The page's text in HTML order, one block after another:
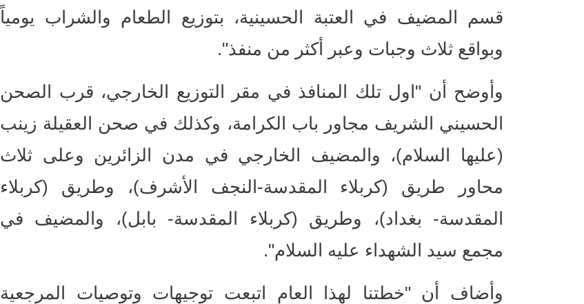
قسم المضيف في العتبة الحسينية، بتوزيع الطعام والشراب يومياً
وبواقع ثلاث وجبات وعبر أكثر من منفذ".
وأوضح أن "اول تلك المنافذ في مقر التوزيع الخارجي، قرب الصحن
الحسيني الشريف مجاور باب الكرامة، وكذلك في صحن العقيلة زينب
(عليها السلام)، والمضيف الخارجي في مدن الزائرين وعلى ثلاث
محاور طريق (كربلاء المقدسة-النجف الأشرف)، وطريق (كربلاء
المقدسة- بغداد)، وطريق (كربلاء المقدسة- بابل)، والمضيف في
مجمع سيد الشهداء عليه السلام".
وأضاف أن "خطتنا لهذا العام اتبعت توجيهات وتوصيات المرجعية